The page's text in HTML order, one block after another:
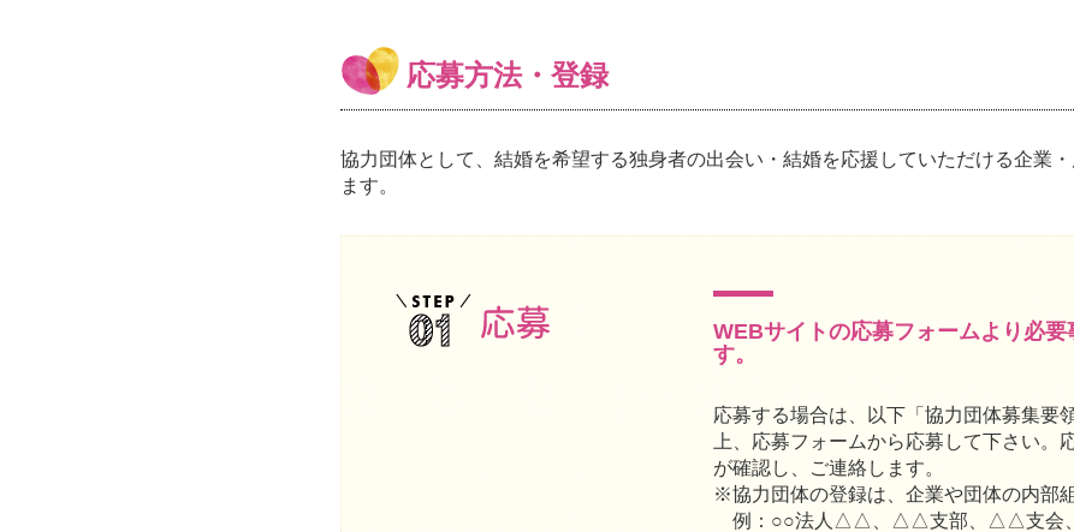
応募方法・登録
協力団体として、結婚を希望する独身者の出会い・結婚を応援していただける企業
ます。
WEBサイトの応募フォームより必
す。
応募する場合は、以下「協力団体募集要
上、応募フォームから応募して下さい。
が確認し、ご連絡します。
※協力団体の登録は、企業や団体の内部
例：○○法人△△、△△支部、△△支会